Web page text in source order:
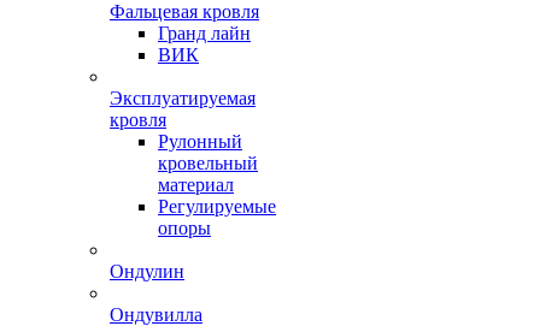
Фальцевая кровля
Гранд лайн
ВИК
Эксплуатируемая
кровля
Рулонный
кровельный
материал
Регулируемые
опоры
Ондулин
Ондувилла